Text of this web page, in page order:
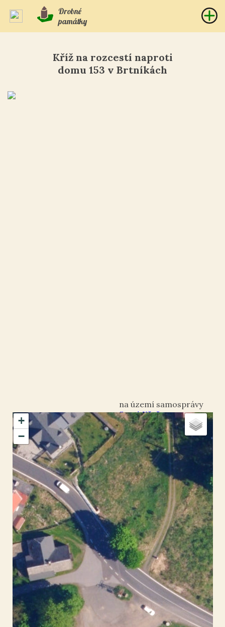
Drobné
památky
Kříž na rozcestí naproti
domu 153 v Brtníkách
+
−
Staré Křečany
okres Děčín
Brtníky
50.947876,14.434082
Kříž